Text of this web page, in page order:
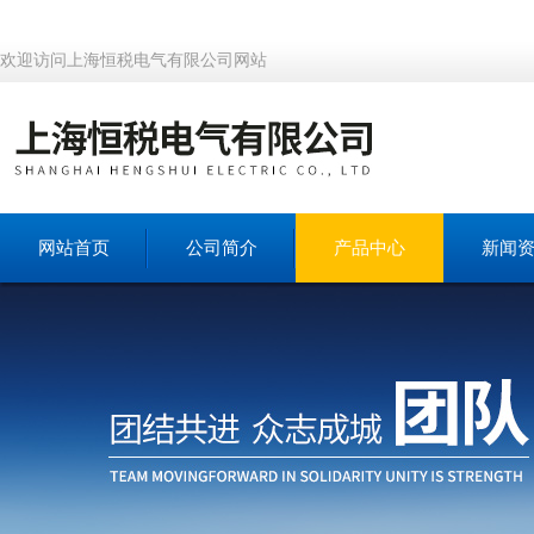
欢迎访问上海恒税电气有限公司网站
网站首页 公司简介 产品中心 新闻